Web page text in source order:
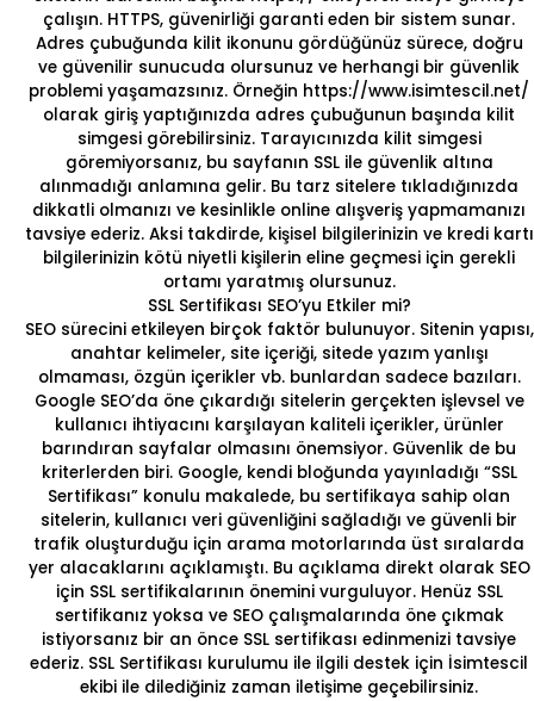
çalışın. HTTPS, güvenirliği garanti eden bir sistem sunar.
Adres çubuğunda kilit ikonunu gördüğünüz sürece, doğru
ve güvenilir sunucuda olursunuz ve herhangi bir güvenlik
problemi yaşamazsınız. Örneğin https://www.isimtescil.net/
olarak giriş yaptığınızda adres çubuğunun başında kilit
simgesi görebilirsiniz. Tarayıcınızda kilit simgesi
göremiyorsanız, bu sayfanın SSL ile güvenlik altına
alınmadığı anlamına gelir. Bu tarz sitelere tıkladığınızda
dikkatli olmanızı ve kesinlikle online alışveriş yapmamanızı
tavsiye ederiz. Aksi takdirde, kişisel bilgilerinizin ve kredi kartı
bilgilerinizin kötü niyetli kişilerin eline geçmesi için gerekli
ortamı yaratmış olursunuz.
SSL Sertifikası SEO’yu Etkiler mi?
SEO sürecini etkileyen birçok faktör bulunuyor. Sitenin yapısı,
anahtar kelimeler, site içeriği, sitede yazım yanlışı
olmaması, özgün içerikler vb. bunlardan sadece bazıları.
Google SEO’da öne çıkardığı sitelerin gerçekten işlevsel ve
kullanıcı ihtiyacını karşılayan kaliteli içerikler, ürünler
barındıran sayfalar olmasını önemsiyor. Güvenlik de bu
kriterlerden biri. Google, kendi bloğunda yayınladığı “SSL
Sertifikası” konulu makalede, bu sertifikaya sahip olan
sitelerin, kullanıcı veri güvenliğini sağladığı ve güvenli bir
trafik oluşturduğu için arama motorlarında üst sıralarda
yer alacaklarını açıklamıştı. Bu açıklama direkt olarak SEO
için SSL sertifikalarının önemini vurguluyor. Henüz SSL
sertifikanız yoksa ve SEO çalışmalarında öne çıkmak
istiyorsanız bir an önce SSL sertifikası edinmenizi tavsiye
ederiz. SSL Sertifikası kurulumu ile ilgili destek için İsimtescil
ekibi ile dilediğiniz zaman iletişime geçebilirsiniz.